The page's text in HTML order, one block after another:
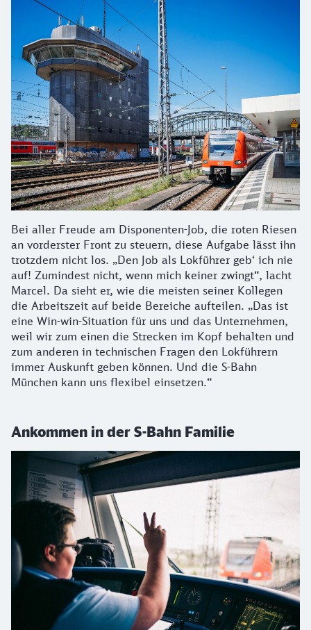
Bei aller Freude am Disponenten-Job, die roten Riesen
an vorderster Front zu steuern, diese Aufgabe lässt ihn
trotzdem nicht los. „Den Job als Lokführer geb‘ ich nie
auf! Zumindest nicht, wenn mich keiner zwingt“, lacht
Marcel. Da sieht er, wie die meisten seiner Kollegen
die Arbeitszeit auf beide Bereiche aufteilen. „Das ist
eine Win-win-Situation für uns und das Unternehmen,
weil wir zum einen die Strecken im Kopf behalten und
zum anderen in technischen Fragen den Lokführern
immer Auskunft geben können. Und die S-Bahn
München kann uns flexibel einsetzen.“
Ankommen in der S-Bahn Familie